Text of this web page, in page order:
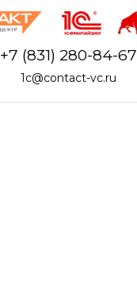
+7 (831) 280-84-67
1c@contact-vc.ru